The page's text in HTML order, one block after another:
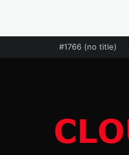
#1766 (no title)